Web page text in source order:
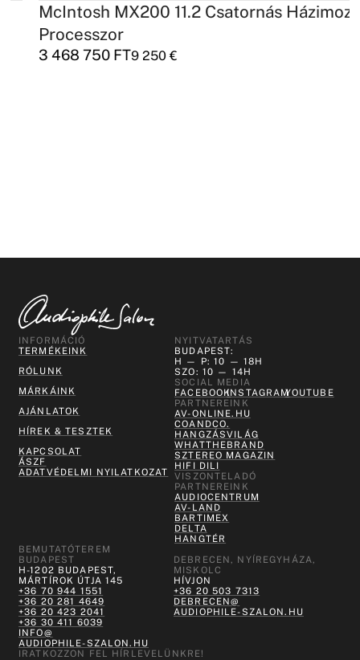
McIntosh MX200 11.2 Csatornás Házimozi
Processzor
3 468 750FT 9 250€
INFORMÁCIÓ
TERMÉKEINK
RÓLUNK
MÁRKÁINK
AJÁNLATOK
HÍREK & TESZTEK
KAPCSOLAT
ÁSZF
ADATVÉDELMI NYILATKOZAT
NYITVATARTÁS
BUDAPEST:
H — P: 10 — 18H
SZO: 10 — 14H
SOCIAL MEDIA
FACEBOOKINSTAGRAMYOUTUBE
PARTNEREINK
AV-ONLINE.HU
COANDCO.
HANGZÁSVILÁG
WHATTHEBRAND
SZTEREO MAGAZIN
HIFI DILI
VISZONTELADÓ
PARTNEREINK
AUDIOCENTRUM
AV-LAND
BARTIMEX
DELTA
HANGTÉR
BEMUTATÓTEREM
BUDAPEST
H-1202 BUDAPEST,
MÁRTÍROK ÚTJA 145
+36 70 944 1551
+36 20 281 4649
+36 20 423 2041
+36 30 411 6039
INFO@
AUDIOPHILE-SZALON.HU
DEBRECEN, NYÍREGYHÁZA,
MISKOLC
HÍVJON
+36 20 503 7313
DEBRECEN@
AUDIOPHILE-SZALON.HU
IRATKOZZON FEL HÍRLEVELÜNKRE!